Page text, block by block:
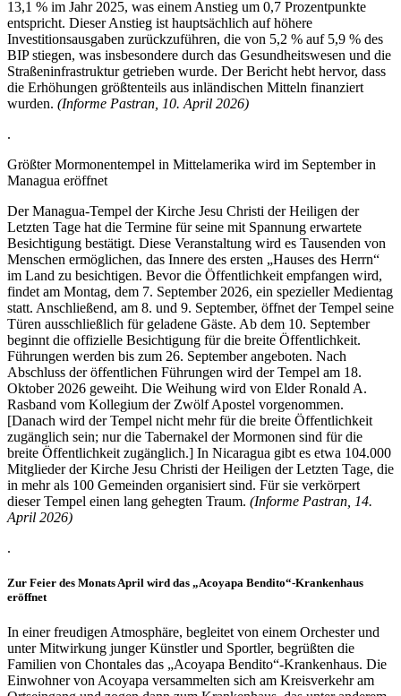
13,1 % im Jahr 2025, was einem Anstieg um 0,7 Prozentpunkte
entspricht. Dieser Anstieg ist hauptsächlich auf höhere
Investitionsausgaben zurückzuführen, die von 5,2 % auf 5,9 % des
BIP stiegen, was insbesondere durch das Gesundheitswesen und die
Straßeninfrastruktur getrieben wurde. Der Bericht hebt hervor, dass
die Erhöhungen größtenteils aus inländischen Mitteln finanziert
wurden. (Informe Pastran, 10. April 2026)
.
Größter Mormonentempel in Mittelamerika wird im September in
Managua eröffnet
Der Managua-Tempel der Kirche Jesu Christi der Heiligen der
Letzten Tage hat die Termine für seine mit Spannung erwartete
Besichtigung bestätigt. Diese Veranstaltung wird es Tausenden von
Menschen ermöglichen, das Innere des ersten „Hauses des Herrn“
im Land zu besichtigen. Bevor die Öffentlichkeit empfangen wird,
findet am Montag, dem 7. September 2026, ein spezieller Medientag
statt. Anschließend, am 8. und 9. September, öffnet der Tempel seine
Türen ausschließlich für geladene Gäste. Ab dem 10. September
beginnt die offizielle Besichtigung für die breite Öffentlichkeit.
Führungen werden bis zum 26. September angeboten. Nach
Abschluss der öffentlichen Führungen wird der Tempel am 18.
Oktober 2026 geweiht. Die Weihung wird von Elder Ronald A.
Rasband vom Kollegium der Zwölf Apostel vorgenommen.
[Danach wird der Tempel nicht mehr für die breite Öffentlichkeit
zugänglich sein; nur die Tabernakel der Mormonen sind für die
breite Öffentlichkeit zugänglich.] In Nicaragua gibt es etwa 104.000
Mitglieder der Kirche Jesu Christi der Heiligen der Letzten Tage, die
in mehr als 100 Gemeinden organisiert sind. Für sie verkörpert
dieser Tempel einen lang gehegten Traum. (Informe Pastran, 14.
April 2026)
.
Zur Feier des Monats April wird das „Acoyapa Bendito“-Krankenhaus
eröffnet
In einer freudigen Atmosphäre, begleitet von einem Orchester und
unter Mitwirkung junger Künstler und Sportler, begrüßten die
Familien von Chontales das „Acoyapa Bendito“-Krankenhaus. Die
Einwohner von Acoyapa versammelten sich am Kreisverkehr am